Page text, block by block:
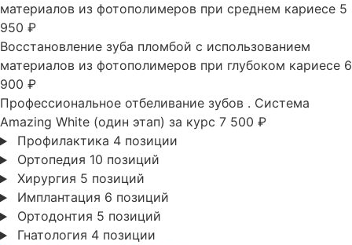
материалов из фотополимеров при среднем кариесе 5
950 ₽
Восстановление зуба пломбой с использованием
материалов из фотополимеров при глубоком кариесе 6
900 ₽
Профессиональное отбеливание зубов . Система
Amazing White (один этап) за курс 7 500 ₽
Профилактика 4 позиции
Ортопедия 10 позиций
Хирургия 5 позиций
Имплантация 6 позиций
Ортодонтия 5 позиций
Гнатология 4 позиции